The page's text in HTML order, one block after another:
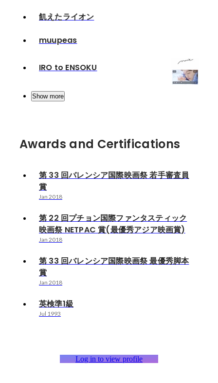
飢えたライオン
muupeas
IRO to ENSOKU
Show more
Awards and Certifications
第 33 回バレンシア国際映画祭 若手審査員
賞
Jan 2018
第 22 回プチョン国際ファンタスティック
映画祭 NETPAC 賞(最優秀アジア映画賞)
Jan 2018
第 33 回バレンシア国際映画祭 最優秀脚本
賞
Jan 2018
英検準1級
Jul 1993
Log in to view profile